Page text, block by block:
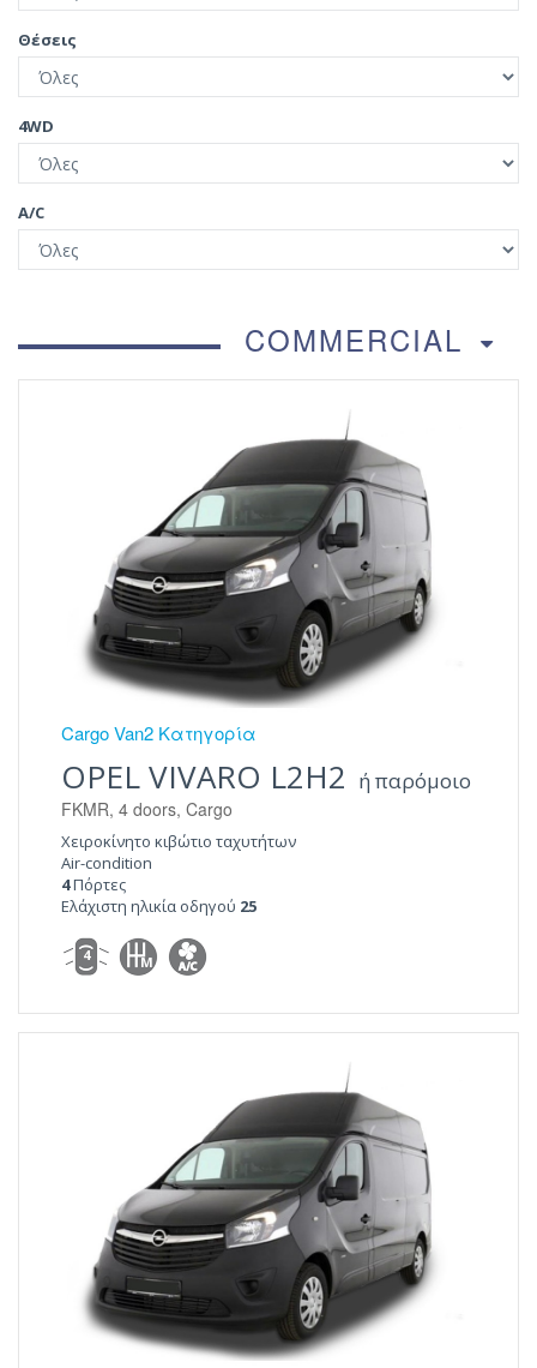
Θέσεις
4WD
A/C
COMMERCIAL
Cargo Van2 Κατηγορία
OPEL VIVARO L2H2 ή παρόμοιο
FKMR, 4 doors, Cargo
Χειροκίνητο κιβώτιο ταχυτήτων
Air-condition
4Πόρτες
Ελάχιστη ηλικία οδηγού 25
4 M